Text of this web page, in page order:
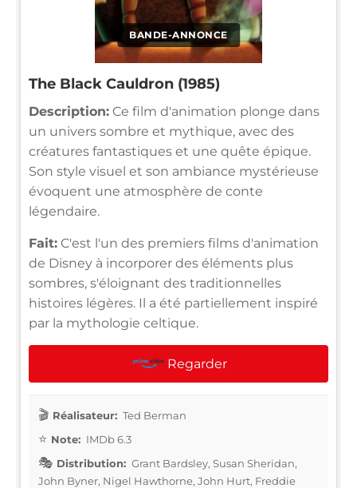
BANDE-ANNONCE
The Black Cauldron (1985)
Description: Ce film d'animation plonge dans
un univers sombre et mythique, avec des
créatures fantastiques et une quête épique.
Son style visuel et son ambiance mystérieuse
évoquent une atmosphère de conte
légendaire.
Fait: C'est l'un des premiers films d'animation
de Disney à incorporer des éléments plus
sombres, s'éloignant des traditionnelles
histoires légères. Il a été partiellement inspiré
par la mythologie celtique.
Regarder
Réalisateur: Ted Berman
Note: IMDb 6.3
Distribution: Grant Bardsley, Susan Sheridan,
John Byner, Nigel Hawthorne, John Hurt, Freddie